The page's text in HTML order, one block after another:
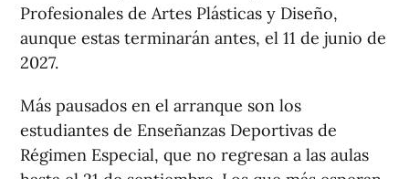
Profesionales de Artes Plásticas y Diseño,
aunque estas terminarán antes, el 11 de junio de
2027.
Más pausados en el arranque son los
estudiantes de Enseñanzas Deportivas de
Régimen Especial, que no regresan a las aulas